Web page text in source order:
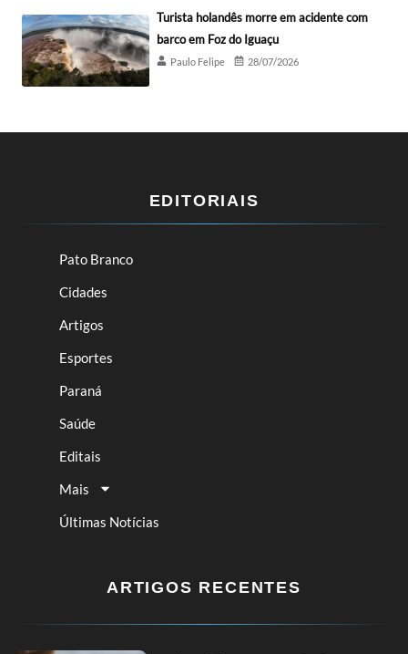
Turista holandês morre em acidente com
barco em Foz do Iguaçu
Paulo Felipe 28/07/2026
EDITORIAIS
Pato Branco
Cidades
Artigos
Esportes
Paraná
Saúde
Editais
Mais
Últimas Notícias
ARTIGOS RECENTES